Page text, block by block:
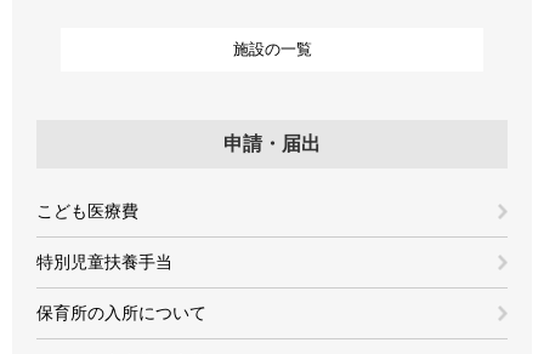
施設の一覧
申請・届出
こども医療費
特別児童扶養手当
保育所の入所について